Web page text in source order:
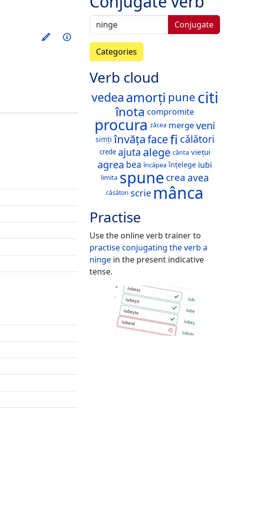
Train this verb
Info
Conjugate
Categories
Verb cloud
vedeaamorți puneciti
înota compromite
procura zăcea mergeveni
simți învățafacefi călători
crede ajuta alege cânta viețui
agrea bea încăpea înțelege iubi
limita spune crea avea
căsători scrie mânca
Practise
Use the online verb trainer to
practise conjugating the verb a
ninge in the present indicative
tense.